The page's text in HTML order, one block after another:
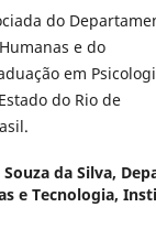
do
e do
em
do Rio de
da Silva,
e Tecnologia,